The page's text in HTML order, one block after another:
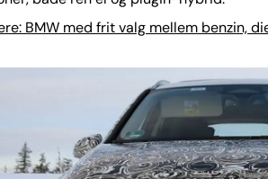
BMW med frit valg mellem benzin,